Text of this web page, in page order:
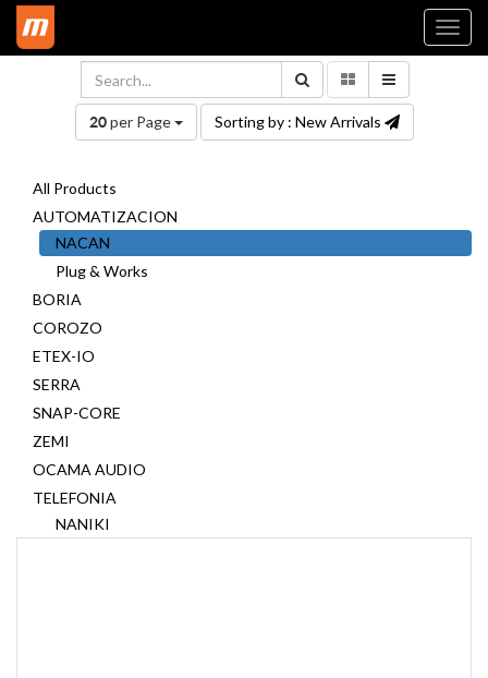
20per Page Sorting by : New Arrivals
All Products
AUTOMATIZACION
NACAN
Plug & Works
BORIA
COROZO
ETEX-IO
SERRA
SNAP-CORE
ZEMI
OCAMA AUDIO
TELEFONIA
NANIKI